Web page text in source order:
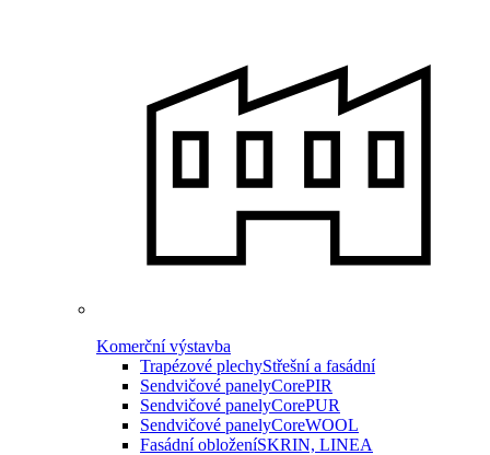
Komerční výstavba
Trapézové plechyStřešní a fasádní
Sendvičové panelyCorePIR
Sendvičové panelyCorePUR
Sendvičové panelyCoreWOOL
Fasádní obloženíSKRIN, LINEA